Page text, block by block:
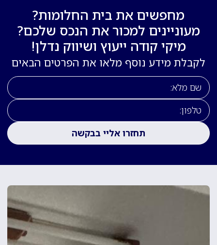
מחפשים את בית החלומות?
מעוניינים למכור את הנכס שלכם?
מיקי קודה ייעוץ ושיווק נדלן!
לקבלת מידע נוסף מלאו את הפרטים הבאים